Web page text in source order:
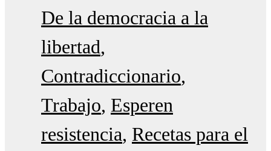
De la democracia a la
libertad
Contradiccionario
Trabajo Esperen
resistencia Recetas para el